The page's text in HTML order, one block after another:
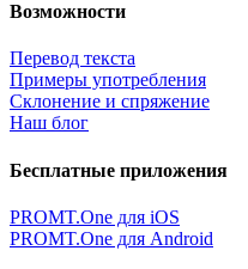
Возможности
Перевод текста
Примеры употребления
Склонение и спряжение
Наш блог
Бесплатные приложения
PROMT.One для iOS
PROMT.One для Android